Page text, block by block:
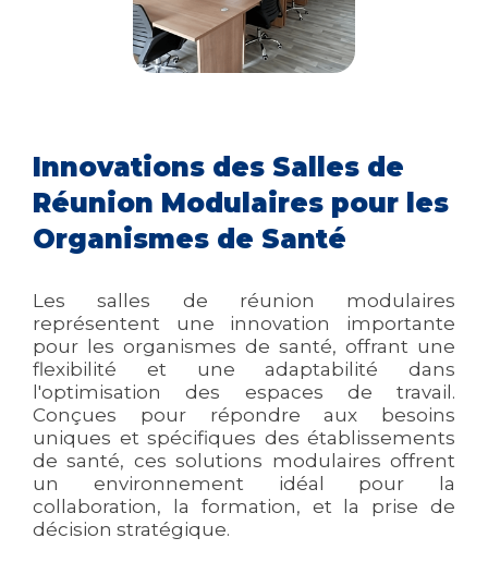
Innovations des Salles de
Réunion Modulaires pour les
Organismes de Santé
Les salles de réunion modulaires
représentent une innovation importante
pour les organismes de santé, offrant une
flexibilité et une adaptabilité dans
l'optimisation des espaces de travail.
Conçues pour répondre aux besoins
uniques et spécifiques des établissements
de santé, ces solutions modulaires offrent
un environnement idéal pour la
collaboration, la formation, et la prise de
décision stratégique.